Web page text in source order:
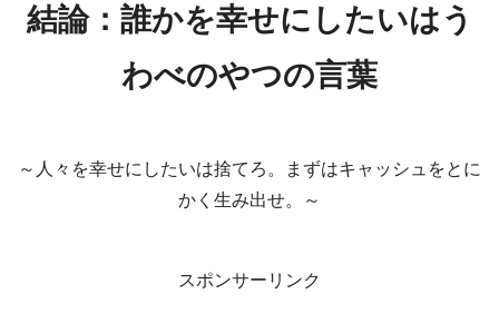
結論：誰かを幸せにしたいはう
わべのやつの言葉
～人々を幸せにしたいは捨てろ。まずはキャッシュをとに
かく生み出せ。～
スポンサーリンク